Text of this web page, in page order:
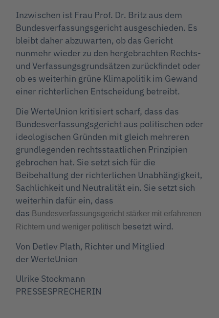
Inzwischen ist Frau Prof. Dr. Britz aus dem
Bundesverfassungsgericht ausgeschieden. Es
bleibt daher abzuwarten, ob das Gericht
nunmehr wieder zu den hergebrachten Rechts-
und Verfassungsgrundsätzen zurückfindet oder
ob es weiterhin grüne Klimapolitik im Gewand
einer richterlichen Entscheidung betreibt.
Die WerteUnion kritisiert scharf, dass das
Bundesverfassungsgericht aus politischen oder
ideologischen Gründen mit gleich mehreren
grundlegenden rechtsstaatlichen Prinzipien
gebrochen hat. Sie setzt sich für die
Beibehaltung der richterlichen Unabhängigkeit,
Sachlichkeit und Neutralität ein. Sie setzt sich
weiterhin dafür ein, dass
das Bundesverfassungsgericht stärker mit erfahrenen
Richtern und weniger politisch besetzt wird.
Von Detlev Plath, Richter und Mitglied
der WerteUnion
Ulrike Stockmann
PRESSESPRECHERIN